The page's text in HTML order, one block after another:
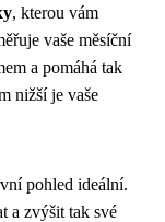
, kterou vám
vaše měsíční
a pomáhá tak
nižší je vaše
pohled ideální.
a zvýšit tak své